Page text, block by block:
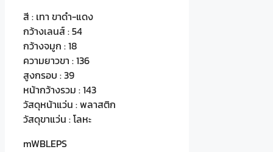
สี : เทา ขาดำ-แดง
กว้างเลนส์ : 54
กว้างจมูก : 18
ความยาวขา : 136
สูงกรอบ : 39
หน้ากว้างรวม : 143
วัสดุหน้าแว่น : พลาสติก
วัสดุขาแว่น : โลหะ
mWBLEPS